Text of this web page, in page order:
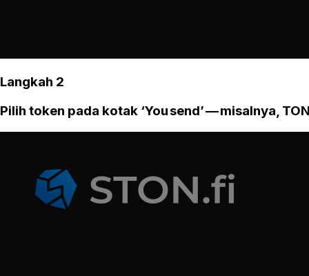
Langkah 2
Pilih token pada kotak ‘You send’ — misalnya,